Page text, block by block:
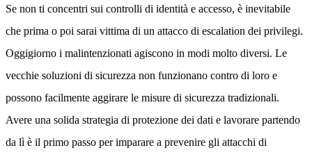
Se non ti concentri sui controlli di identità e accesso, è inevitabile
che prima o poi sarai vittima di un attacco di escalation dei privilegi.
Oggigiorno i malintenzionati agiscono in modi molto diversi. Le
vecchie soluzioni di sicurezza non funzionano contro di loro e
possono facilmente aggirare le misure di sicurezza tradizionali.
Avere una solida strategia di protezione dei dati e lavorare partendo
da lì è il primo passo per imparare a prevenire gli attacchi di